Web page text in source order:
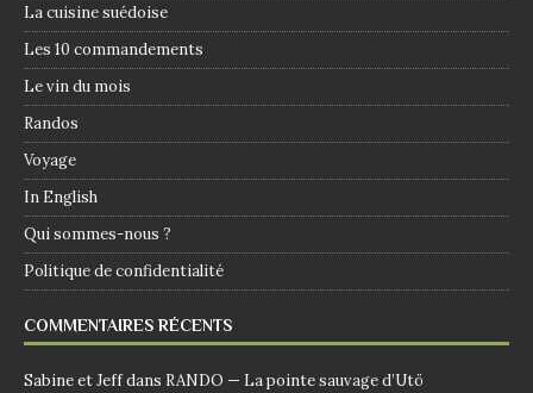
La cuisine suédoise
Les 10 commandements
Le vin du mois
Randos
Voyage
In English
Qui sommes-nous ?
Politique de confidentialité
COMMENTAIRES RÉCENTS
Sabine et Jeffdans RANDO — La pointe sauvage d’Utö